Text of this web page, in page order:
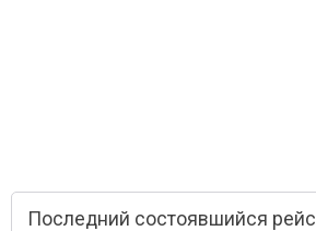
Последний состоявшийся рейс